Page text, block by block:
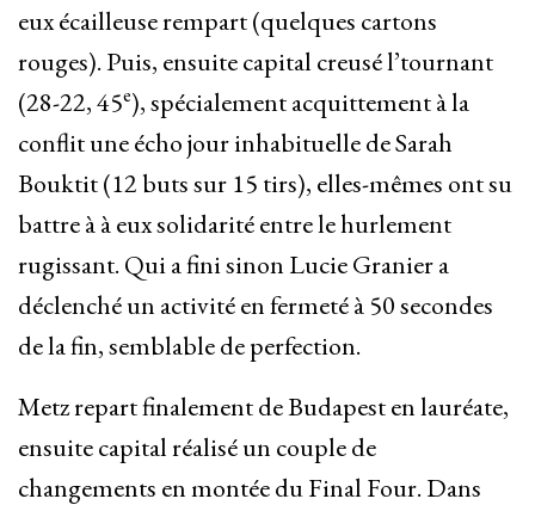
eux écailleuse rempart (quelques cartons
rouges). Puis, ensuite capital creusé l’tournant
(28-22, 45e), spécialement acquittement à la
conflit une écho jour inhabituelle de Sarah
Bouktit (12 buts sur 15 tirs), elles-mêmes ont su
battre à à eux solidarité entre le hurlement
rugissant. Qui a fini sinon Lucie Granier a
déclenché un activité en fermeté à 50 secondes
de la fin, semblable de perfection.
Metz repart finalement de Budapest en lauréate,
ensuite capital réalisé un couple de
changements en montée du Final Four. Dans